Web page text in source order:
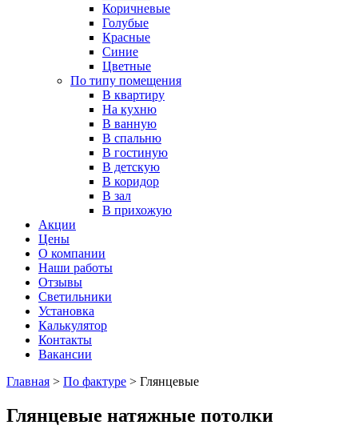
Коричневые
Голубые
Красные
Синие
Цветные
По типу помещения
В квартиру
На кухню
В ванную
В спальню
В гостиную
В детскую
В коридор
В зал
В прихожую
Акции
Цены
О компании
Наши работы
Отзывы
Светильники
Установка
Калькулятор
Контакты
Вакансии
Главная > По фактуре > Глянцевые
Глянцевые натяжные потолки